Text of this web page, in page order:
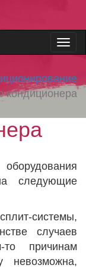
кондиционера
следующие
системы,
случаев
причинам
невозможна,